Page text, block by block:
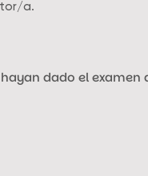
a.
dado el examen